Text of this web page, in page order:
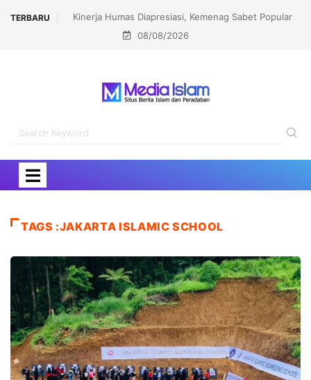
TERBARU
Kinerja Humas Diapresiasi, Kemenag Sabet Popular
Government Institutions Award 2026
08/08/2026
TAGS :JAKARTA ISLAMIC SCHOOL